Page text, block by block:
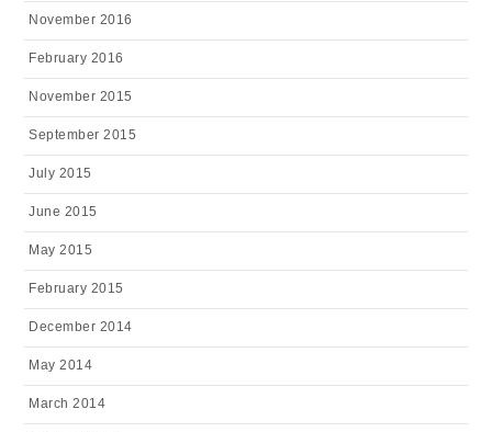
November 2016
February 2016
November 2015
September 2015
July 2015
June 2015
May 2015
February 2015
December 2014
May 2014
March 2014